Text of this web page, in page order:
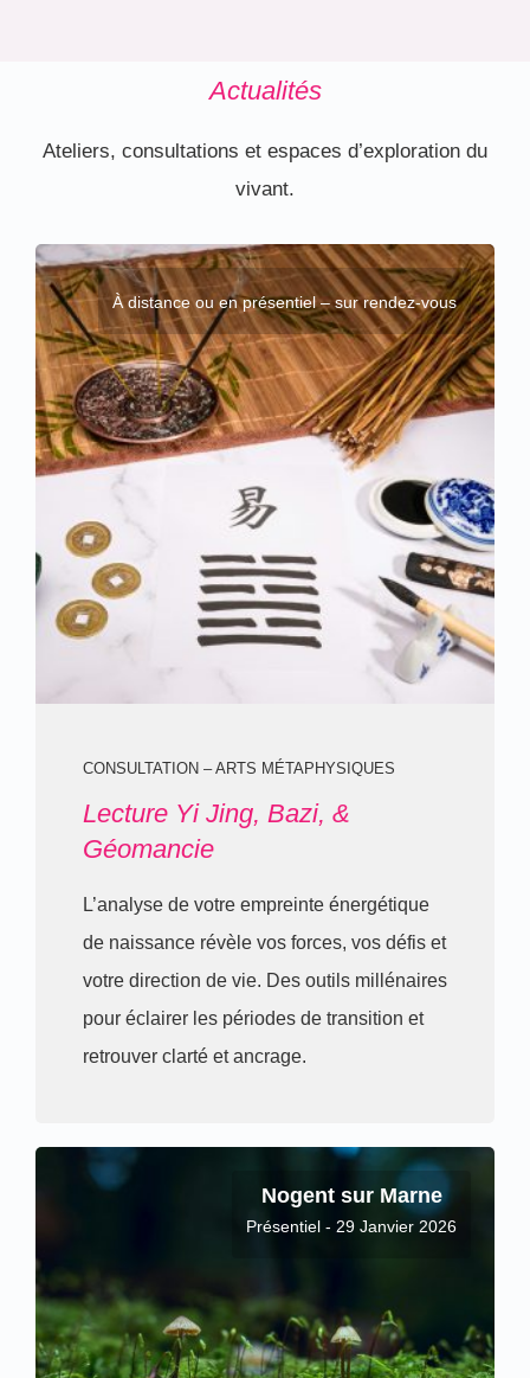
Actualités
Ateliers, consultations et espaces d’exploration du
vivant.
À distance ou en présentiel – sur rendez-vous
CONSULTATION – ARTS MÉTAPHYSIQUES
Lecture Yi Jing, Bazi, &
Géomancie
L’analyse de votre empreinte énergétique
de naissance révèle vos forces, vos défis et
votre direction de vie. Des outils millénaires
pour éclairer les périodes de transition et
retrouver clarté et ancrage.
Nogent sur Marne
Présentiel - 29 Janvier 2026